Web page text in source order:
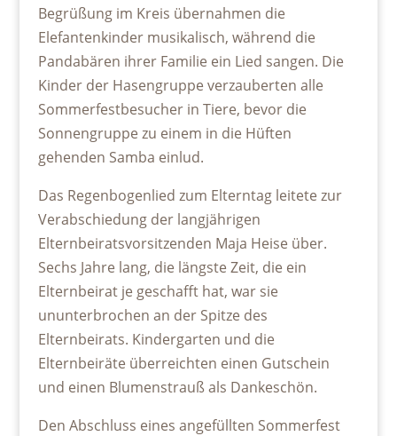
Begrüßung im Kreis übernahmen die
Elefantenkinder musikalisch, während die
Pandabären ihrer Familie ein Lied sangen. Die
Kinder der Hasengruppe verzauberten alle
Sommerfestbesucher in Tiere, bevor die
Sonnengruppe zu einem in die Hüften
gehenden Samba einlud.
Das Regenbogenlied zum Elterntag leitete zur
Verabschiedung der langjährigen
Elternbeiratsvorsitzenden Maja Heise über.
Sechs Jahre lang, die längste Zeit, die ein
Elternbeirat je geschafft hat, war sie
ununterbrochen an der Spitze des
Elternbeirats. Kindergarten und die
Elternbeiräte überreichten einen Gutschein
und einen Blumenstrauß als Dankeschön.
Den Abschluss eines angefüllten Sommerfest